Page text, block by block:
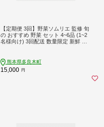
【定期便 3回】野菜ソムリエ 監修 旬
の おすすめ 野菜 セット 4~6品 (1~2
名様向け) 3回配送 数量限定 新鮮 野
らし 一人 夫婦 ふたり 024-0802
熊本県多良木町
15,000 円